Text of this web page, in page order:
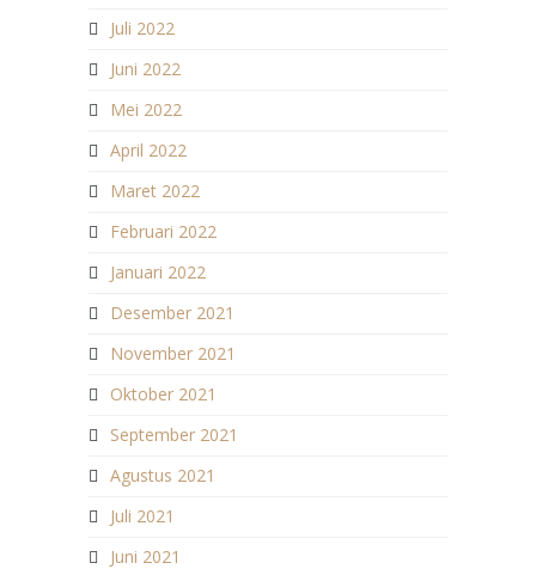
Juli 2022
Juni 2022
Mei 2022
April 2022
Maret 2022
Februari 2022
Januari 2022
Desember 2021
November 2021
Oktober 2021
September 2021
Agustus 2021
Juli 2021
Juni 2021